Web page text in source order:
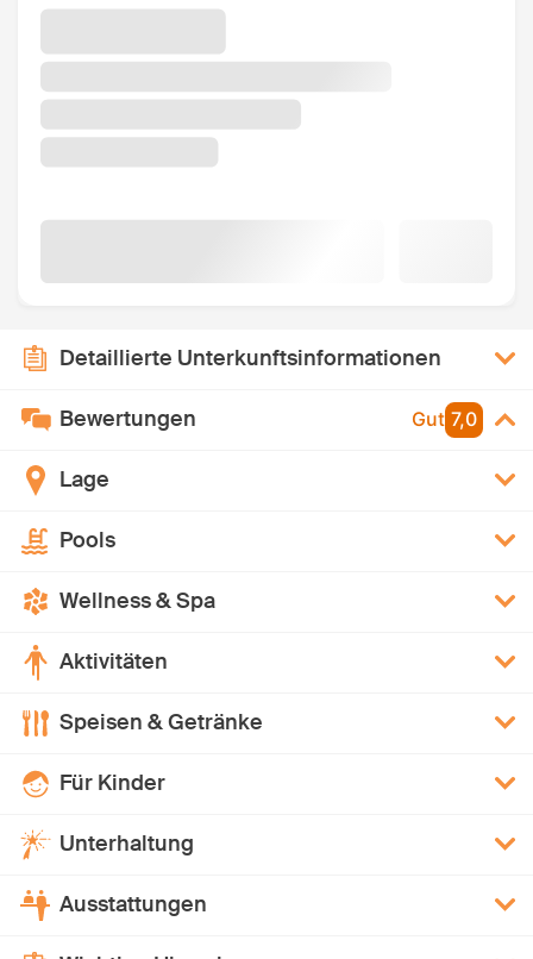
Detaillierte Unterkunftsinformationen
Bewertungen Gut 7,0
Lage
Pools
Wellness & Spa
Aktivitäten
Speisen & Getränke
Für Kinder
Unterhaltung
Ausstattungen